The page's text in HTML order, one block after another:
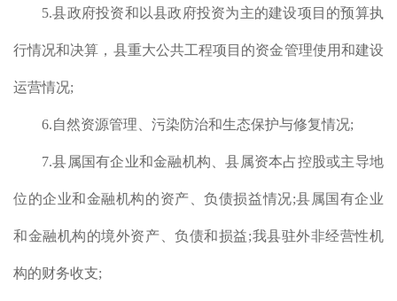
5.县政府投资和以县政府投资为主的建设项目的预算执
行情况和决算，县重大公共工程项目的资金管理使用和建设
运营情况;
6.自然资源管理、污染防治和生态保护与修复情况;
7.县属国有企业和金融机构、县属资本占控股或主导地
位的企业和金融机构的资产、负债损益情况;县属国有企业
和金融机构的境外资产、负债和损益;我县驻外非经营性机
构的财务收支;